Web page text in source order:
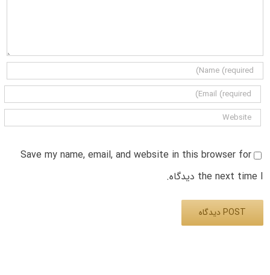
Save my name, email, and website in this browser for
the next time I دیدگاه.